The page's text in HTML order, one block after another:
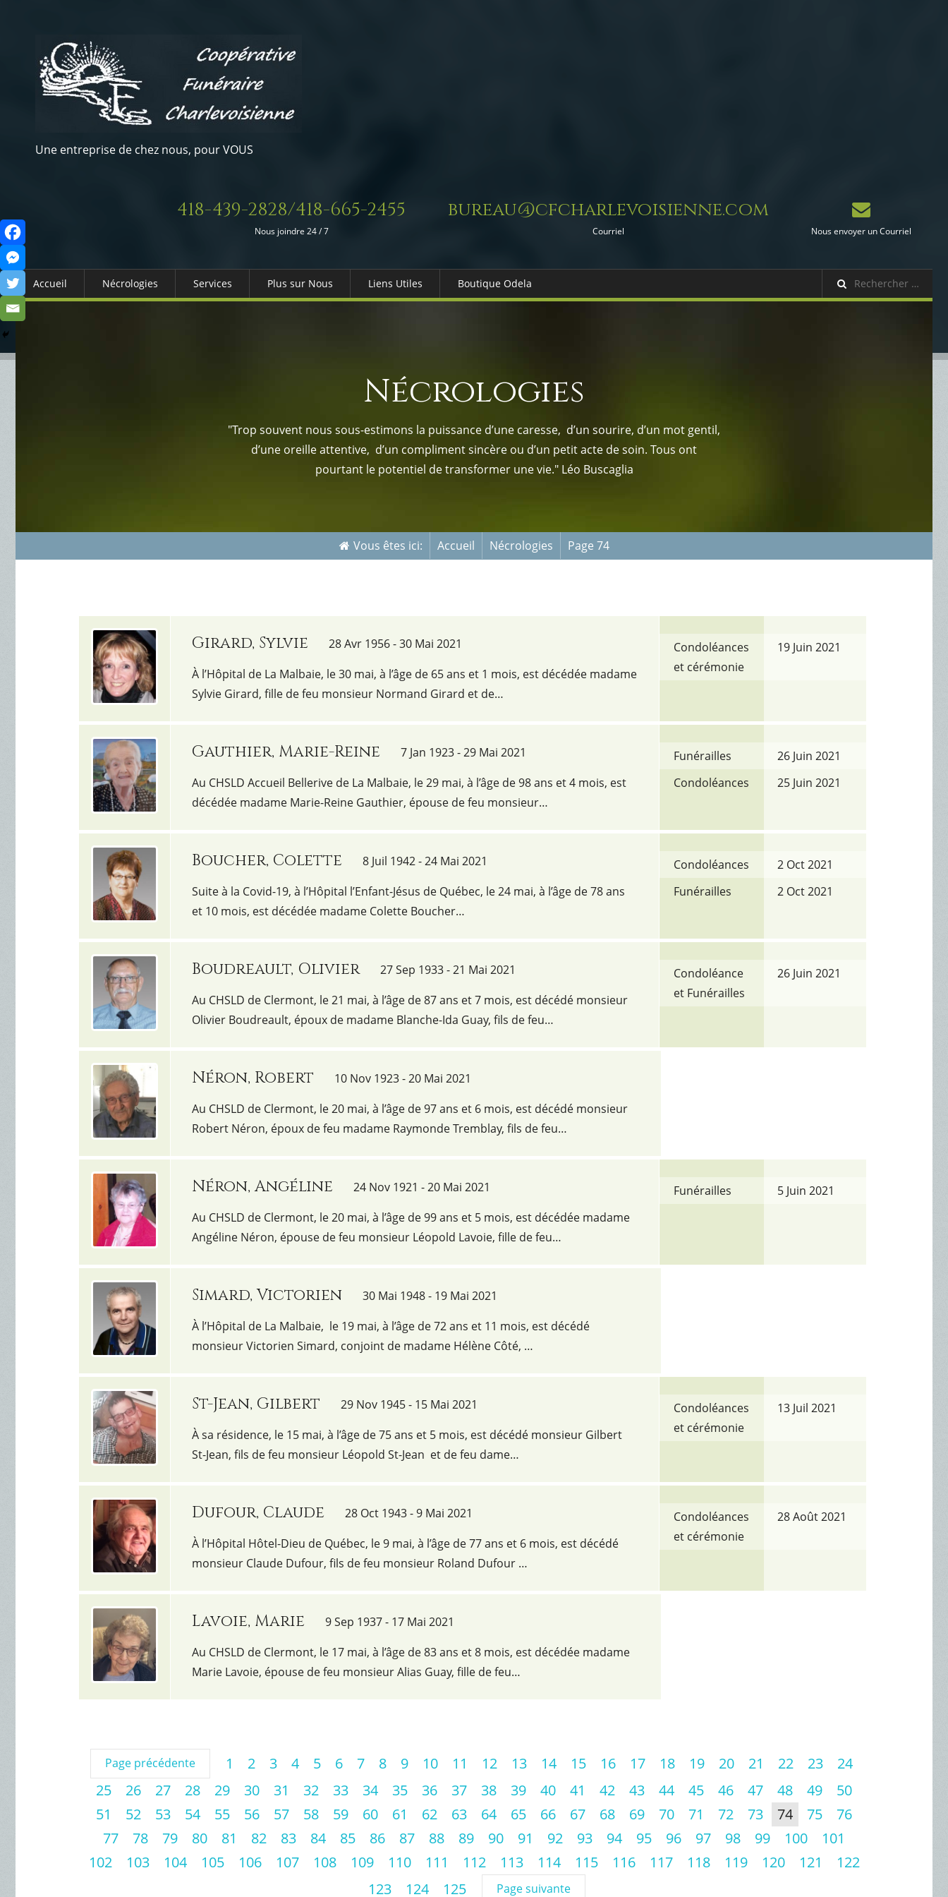
Une entreprise de chez nous, pour VOUS
418-439-2828/418-665-2455
Nous joindre 24 / 7
bureau@cfcharlevoisienne.com
Courriel Nous envoyer un Courriel
Accueil Nécrologies Services Plus sur Nous Liens Utiles
Fleuristes
Boutique Odela
Nécrologies
"Trop souvent nous sous-estimons la puissance d’une caresse, d’un sourire, d’un mot gentil,
d’une oreille attentive, d’un compliment sincère ou d’un petit acte de soin. Tous ont
pourtant le potentiel de transformer une vie." Léo Buscaglia
Vous êtes ici: Accueil Nécrologies Page 74
Girard, Sylvie
28 Avr 1956 - 30 Mai 2021
À l’Hôpital de La Malbaie, le 30 mai, à l’âge de 65 ans et 1 mois, est décédée madame
Sylvie Girard, fille de feu monsieur Normand Girard et de…
Condoléances
et cérémonie
19 Juin 2021
Gauthier, Marie-Reine
7 Jan 1923 - 29 Mai 2021
Au CHSLD Accueil Bellerive de La Malbaie, le 29 mai, à l’âge de 98 ans et 4 mois, est
décédée madame Marie-Reine Gauthier, épouse de feu monsieur…
Funérailles
26 Juin 2021
Condoléances
25 Juin 2021
Boucher, Colette
8 Juil 1942 - 24 Mai 2021
Suite à la Covid-19, à l’Hôpital l’Enfant-Jésus de Québec, le 24 mai, à l’âge de 78 ans
et 10 mois, est décédée madame Colette Boucher…
Condoléances
2 Oct 2021
Funérailles
2 Oct 2021
Boudreault, Olivier
27 Sep 1933 - 21 Mai 2021
Au CHSLD de Clermont, le 21 mai, à l’âge de 87 ans et 7 mois, est décédé monsieur
Olivier Boudreault, époux de madame Blanche-Ida Guay, fils de feu…
Condoléance
et Funérailles
26 Juin 2021
Néron, Robert
10 Nov 1923 - 20 Mai 2021
Au CHSLD de Clermont, le 20 mai, à l’âge de 97 ans et 6 mois, est décédé monsieur
Robert Néron, époux de feu madame Raymonde Tremblay, fils de feu…
Néron, Angéline
24 Nov 1921 - 20 Mai 2021
Au CHSLD de Clermont, le 20 mai, à l’âge de 99 ans et 5 mois, est décédée madame
Angéline Néron, épouse de feu monsieur Léopold Lavoie, fille de feu…
Funérailles 5 Juin 2021
Simard, Victorien
30 Mai 1948 - 19 Mai 2021
À l’Hôpital de La Malbaie, le 19 mai, à l’âge de 72 ans et 11 mois, est décédé
monsieur Victorien Simard, conjoint de madame Hélène Côté, …
St-Jean, Gilbert
29 Nov 1945 - 15 Mai 2021
À sa résidence, le 15 mai, à l’âge de 75 ans et 5 mois, est décédé monsieur Gilbert
St-Jean, fils de feu monsieur Léopold St-Jean et de feu dame…
Condoléances
et cérémonie
13 Juil 2021
Dufour, Claude
28 Oct 1943 - 9 Mai 2021
À l’Hôpital Hôtel-Dieu de Québec, le 9 mai, à l’âge de 77 ans et 6 mois, est décédé
monsieur Claude Dufour, fils de feu monsieur Roland Dufour …
Condoléances
et cérémonie
28 Août 2021
Lavoie, Marie
9 Sep 1937 - 17 Mai 2021
Au CHSLD de Clermont, le 17 mai, à l’âge de 83 ans et 8 mois, est décédée madame
Marie Lavoie, épouse de feu monsieur Alias Guay, fille de feu…
Page précédente 1 2 3 4 5 6 7 8 9 10 11 12 13 14 15 16 17 18 19 20 21 22 23
24
25
26 27 28 29 30 31 32 33 34 35 36 37 38 39 40 41 42 43 44 45 46 47 48 49
50
51
52 53 54 55 56 57 58 59 60 61 62 63 64 65 66 67 68 69 70 71 72 73 74 75
76
77
78 79 80 81 82 83 84 85 86 87 88 89 90 91 92 93 94 95 96 97 98 99 100
101
102
103 104 105 106 107 108 109 110 111 112 113 114 115 116 117 118 119 120 121
122
123
124 125 Page suivante